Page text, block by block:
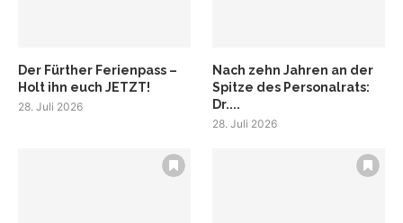
Der Fürther Ferienpass –
Holt ihn euch JETZT!
28. Juli 2026
Nach zehn Jahren an der
Spitze des Personalrats:
Dr....
28. Juli 2026